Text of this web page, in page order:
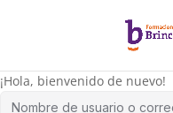
¡Hola, bienvenido de nuevo!